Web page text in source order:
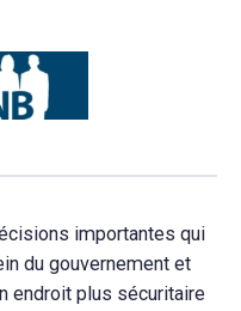
importantes qui
du gouvernement et
endroit plus sécuritaire